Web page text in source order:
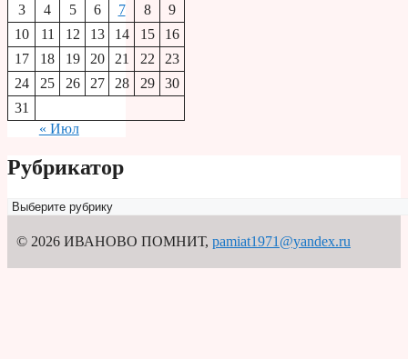
3
4 5 6 7 8
9
10
11 12 13 14 15
16
17
18 19 20 21 22
23
24
25 26 27 28 29
30
31
« Июл
Рубрикатор
Рубрикатор
© 2026 ИВАНОВО ПОМНИТ, pamiat1971@yandex.ru